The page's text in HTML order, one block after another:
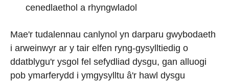
cenedlaethol a rhyngwladol
Mae'r tudalennau canlynol yn darparu gwybodaeth
i arweinwyr ar y tair elfen ryng-gysylltiedig o
ddatblygu'r ysgol fel sefydliad dysgu, gan alluogi
pob ymarferydd i ymgysylltu â'r hawl dysgu